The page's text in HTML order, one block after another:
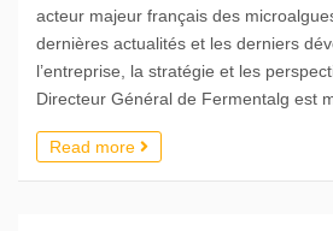
acteur majeur français des
dernières actualités et les derniers
l’entreprise, la stratégie et les
Directeur Général de Fermentalg est
Read more